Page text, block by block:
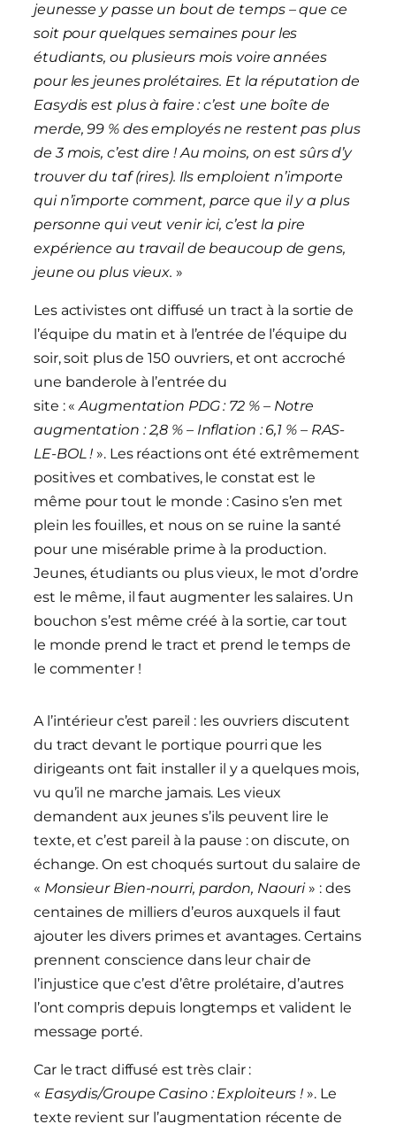
jeunesse y passe un bout de temps – que ce
soit pour quelques semaines pour les
étudiants, ou plusieurs mois voire années
pour les jeunes prolétaires. Et la réputation de
Easydis est plus à faire : c’est une boîte de
merde, 99 % des employés ne restent pas plus
de 3 mois, c’est dire ! Au moins, on est sûrs d’y
trouver du taf (rires). Ils emploient n’importe
qui n’importe comment, parce que il y a plus
personne qui veut venir ici, c’est la pire
expérience au travail de beaucoup de gens,
jeune ou plus vieux. »
Les activistes ont diffusé un tract à la sortie de
l’équipe du matin et à l’entrée de l’équipe du
soir, soit plus de 150 ouvriers, et ont accroché
une banderole à l’entrée du
site : «Augmentation PDG : 72 % – Notre
augmentation : 2,8 % – Inflation : 6,1 % – RAS-
LE-BOL ! ». Les réactions ont été extrêmement
positives et combatives, le constat est le
même pour tout le monde : Casino s’en met
plein les fouilles, et nous on se ruine la santé
pour une misérable prime à la production.
Jeunes, étudiants ou plus vieux, le mot d’ordre
est le même, il faut augmenter les salaires. Un
bouchon s’est même créé à la sortie, car tout
le monde prend le tract et prend le temps de
le commenter !
A l’intérieur c’est pareil : les ouvriers discutent
du tract devant le portique pourri que les
dirigeants ont fait installer il y a quelques mois,
vu qu’il ne marche jamais. Les vieux
demandent aux jeunes s’ils peuvent lire le
texte, et c’est pareil à la pause : on discute, on
échange. On est choqués surtout du salaire de
« Monsieur Bien-nourri, pardon, Naouri» : des
centaines de milliers d’euros auxquels il faut
ajouter les divers primes et avantages. Certains
prennent conscience dans leur chair de
l’injustice que c’est d’être prolétaire, d’autres
l’ont compris depuis longtemps et valident le
message porté.
Car le tract diffusé est très clair :
« Easydis/Groupe Casino : Exploiteurs ! ». Le
texte revient sur l’augmentation récente de